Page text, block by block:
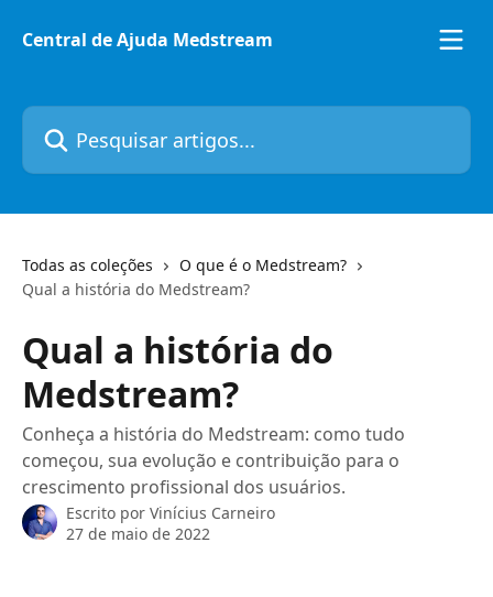
Central de Ajuda Medstream
Pesquisar artigos...
Todas as coleções
O que é o Medstream?
Qual a história do Medstream?
Qual a história do
Medstream?
Conheça a história do Medstream: como tudo
começou, sua evolução e contribuição para o
crescimento profissional dos usuários.
Escrito por Vinícius Carneiro
27 de maio de 2022